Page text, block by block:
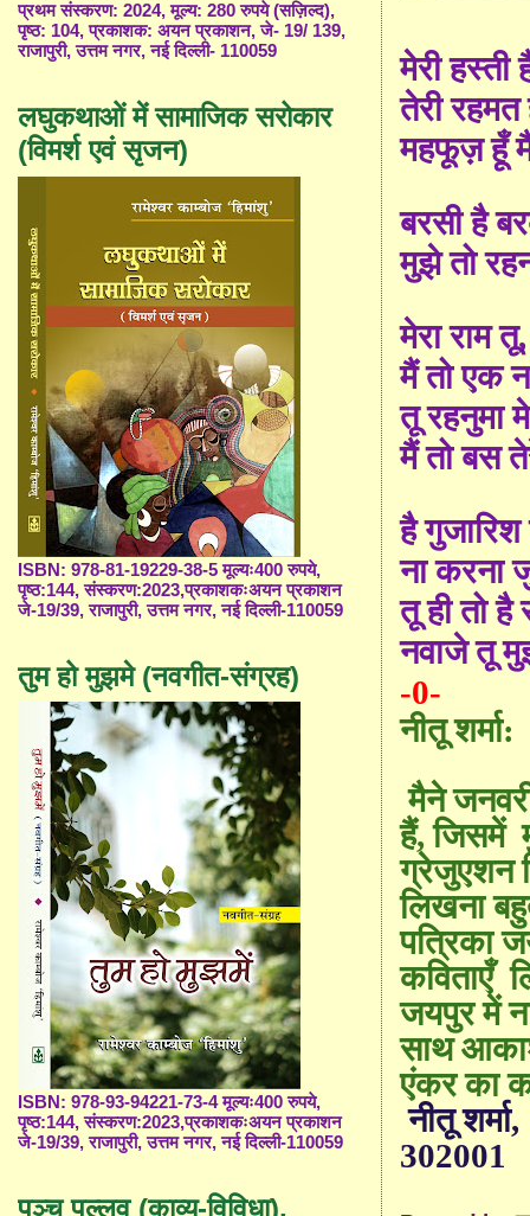
मेरी
तेरी
महफूज़ हूँ
बरसी है
मुझे तो
मेरा राम तू
मैं तो एक
तू रहनुमा
मैं तो बस
है
ना करना
तू ही तो है
नवाजे तू
-0-
नीतू शर्मा:
मैने
हैं,जिसमें
ग्रेजुएशन
लिखना
पत्रिका
कविताएँ
जयपुर में
साथ
एंकर का
नीतू शर्मा,
302001
प्रथम संस्करण: 2024, मूल्य: 280 रुपये (सज़िल्द),
पृष्ठ: 104, प्रकाशक: अयन प्रकाशन, जे- 19/ 139,
राजापुरी, उत्तम नगर, नई दिल्ली- 110059
लघुकथाओं में सामाजिक सरोकार
(विमर्श एवं सृजन)
ISBN: 978-81-19229-38-5 मूल्यः400 रुपये,
पृष्ठ:144, संस्करण:2023,प्रकाशकःअयन प्रकाशन
जे-19/39, राजापुरी, उत्तम नगर, नई दिल्ली-110059
तुम हो मुझमे (नवगीत-संग्रह)
ISBN: 978-93-94221-73-4 मूल्यः400 रुपये,
पृष्ठ:144, संस्करण:2023,प्रकाशकःअयन प्रकाशन
जे-19/39, राजापुरी, उत्तम नगर, नई दिल्ली-110059
पञ्च पल्लव (काव्य-विविधा),